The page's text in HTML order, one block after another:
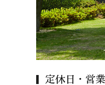
定休日・営